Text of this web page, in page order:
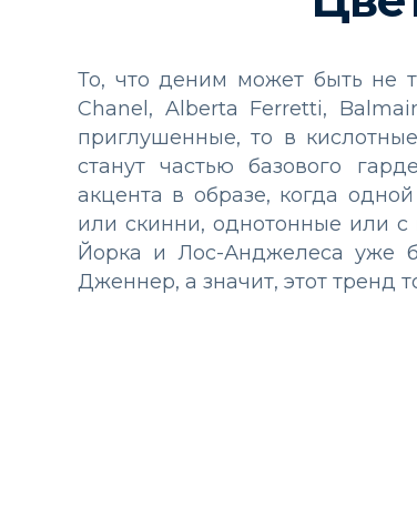
То, что деним может быть не
Chanel, Alberta Ferretti,
приглушенные, то в
станут частью базового
акцента в образе, когда
или скинни, однотонные или
Йорка и Лос-Анджелеса уже
Дженнер, а значит, этот тренд